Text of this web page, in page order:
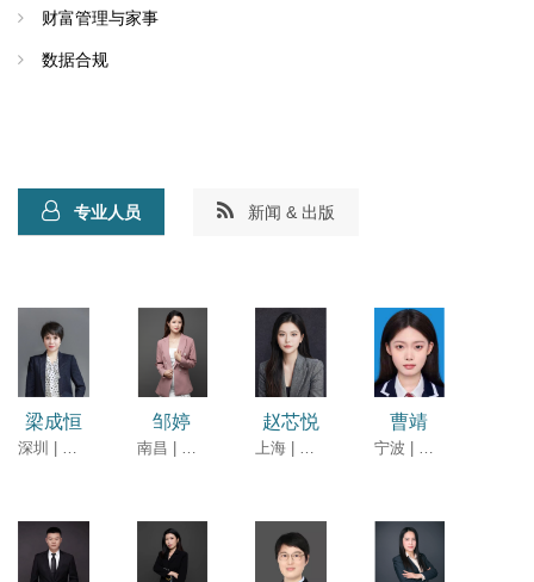
财富管理与家事
数据合规
专业人员
梁成恒 邹婷 赵芯悦 曹靖
新闻 & 出版